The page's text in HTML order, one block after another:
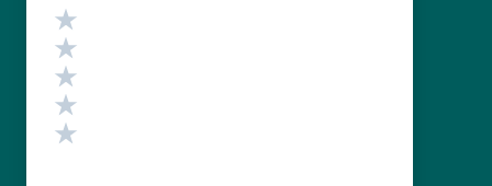
Valutazione